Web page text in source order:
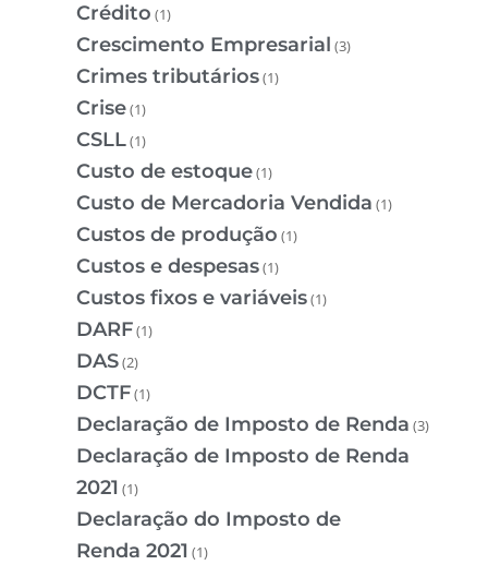
Crédito (1)
Crescimento Empresarial (3)
Crimes tributários(1)
Crise(1)
CSLL(1)
Custo de estoque(1)
Custo de Mercadoria Vendida (1)
Custos de produção (1)
Custos e despesas(1)
Custos fixos e variáveis(1)
DARF(1)
DAS(2)
DCTF(1)
Declaração de Imposto de Renda (3)
Declaração de Imposto de Renda
2021 (1)
Declaração do Imposto de
Renda 2021 (1)